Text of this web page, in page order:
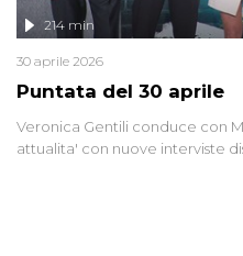
Puntata del 30 aprile
214 min
30 aprile 2026
Veronica Gentili conduce con
attualita' con nuove interviste